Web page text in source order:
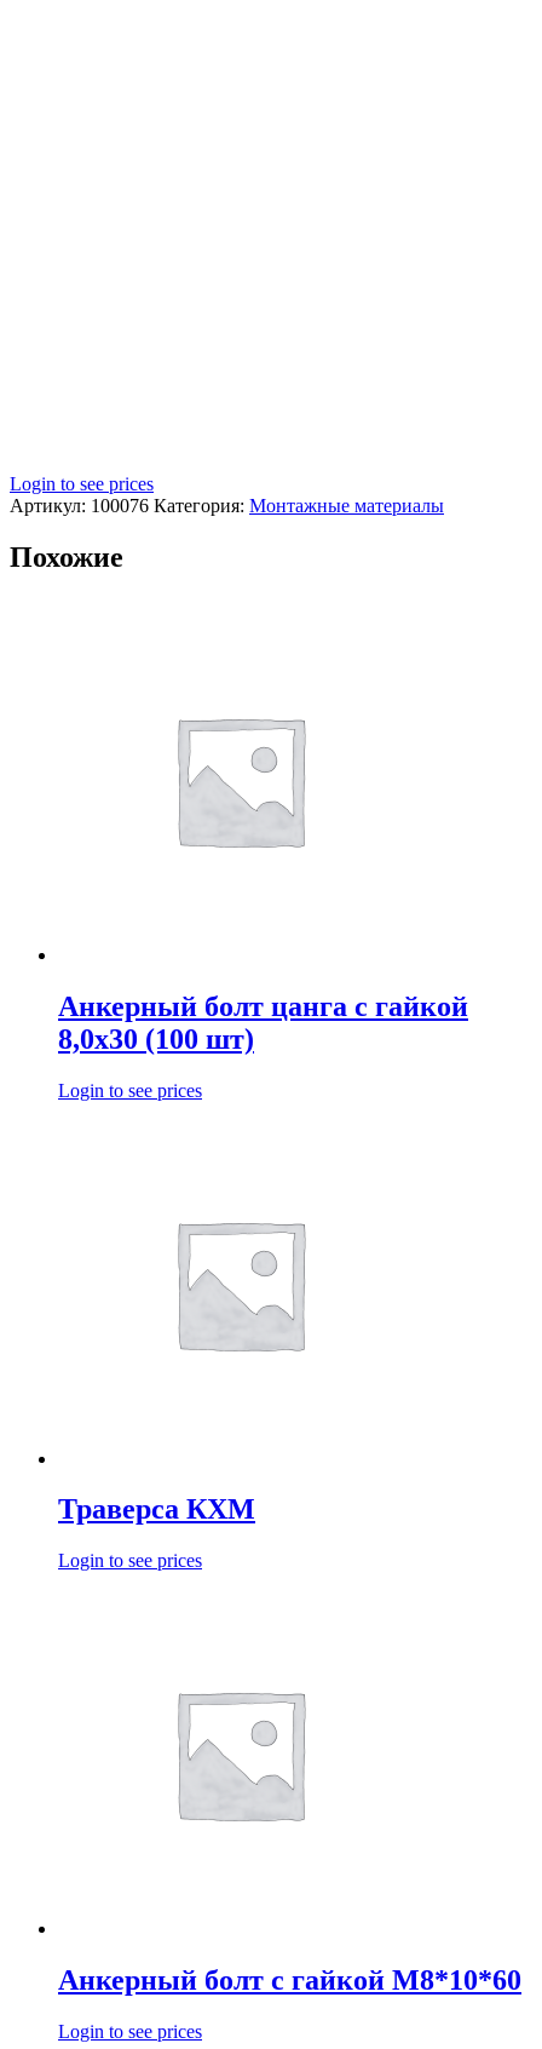
Login to see prices
Артикул: 100076 Категория: Монтажные материалы
Похожие
Анкерный болт цанга с гайкой
8,0х30 (100 шт)
Login to see prices
Траверса КХМ
Login to see prices
Анкерный болт с гайкой М8*10*60
Login to see prices